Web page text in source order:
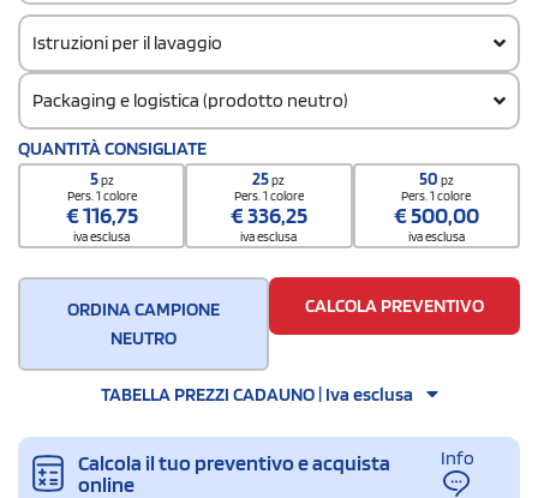
Istruzioni per il lavaggio
Packaging e logistica (prodotto neutro)
Codice doganale
42029219
Quantità per confezione
Quantità per scatola
25
QUANTITÀ CONSIGLIATE
5pz
Pers. 1 colore
€116,75
iva esclusa
25pz
Pers. 1 colore
€336,25
iva esclusa
50 pz
Pers. 1 colore
€500,00
iva esclusa
ORDINA CAMPIONE
NEUTRO
CALCOLA PREVENTIVO
TABELLA PREZZI CADAUNO | Iva esclusa
Calcola il tuo preventivo e acquista
online
Info